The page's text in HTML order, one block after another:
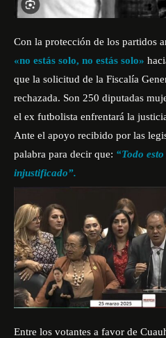
Con la protección de los partidos
«no estás solo, no estás solo»
que la solicitud de la Fiscalía
rechazada. Son 250 diputadas
el ex futbolista enfrentará la
Ante el apoyo recibido por las
palabra para decir que: “Todo
injustificado”.
Entre los votantes a favor de